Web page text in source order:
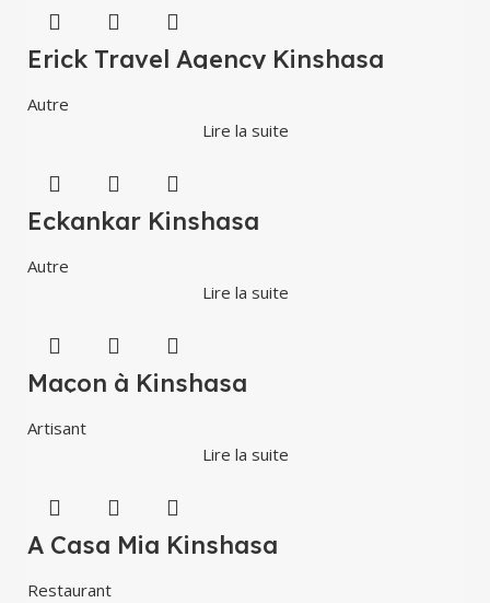
Erick Travel Agency Kinshasa
Autre
Lire la suite
Eckankar Kinshasa
Autre
Lire la suite
Maçon à Kinshasa
Artisant
Lire la suite
A Casa Mia Kinshasa
Restaurant